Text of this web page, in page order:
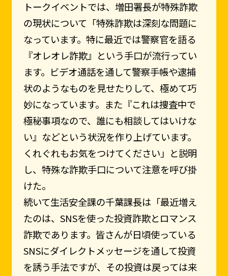
トークイベントでは、増田署長が特殊詐欺
の現状について「特殊詐欺は深刻な問題に
なっています。特に最近では警察官を語る
『オレオレ詐欺』という手口が流行ってい
ます。ビデオ通話を通して警察手帳や逮捕
状のようなものを見せたりして、極めて巧
妙になっています。また『これは捜査中で
極秘事項なので、誰にも相談してはいけな
い』などという状況を作り上げています。
くれぐれもお気をつけてください」と説明
し、特殊な詐欺手口について注意を呼び掛
けた。
続いて生活安全課の千葉課長は「最近増え
たのは、SNSを使った投資詐欺とロマンス
詐欺であります。皆さんが日頃使っている
SNSにダイレクトメッセージを通して投資
を誘う手法ですが、その投資は戻っては来